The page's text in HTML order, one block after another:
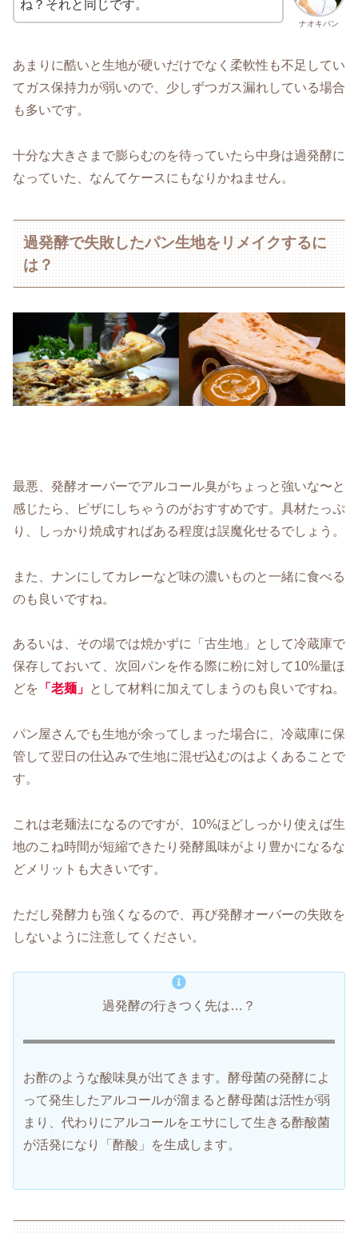
ナオキパン
ね？それと同じです。
あまりに酷いと生地が硬いだけでなく柔軟性も不足してい
てガス保持力が弱いので、少しずつガス漏れしている場合
も多いです。
十分な大きさまで膨らむのを待っていたら中身は過発酵に
なっていた、なんてケースにもなりかねません。
過発酵で失敗したパン生地をリメイクするに
は？
最悪、発酵オーバーでアルコール臭がちょっと強いな〜と
感じたら、ピザにしちゃうのがおすすめです。具材たっぷ
り、しっかり焼成すればある程度は誤魔化せるでしょう。
また、ナンにしてカレーなど味の濃いものと一緒に食べる
のも良いですね。
あるいは、その場では焼かずに「古生地」として冷蔵庫で
保存しておいて、次回パンを作る際に粉に対して10%量ほ
どを
「老麺」 として材料に加えてしまうのも良いですね。
パン屋さんでも生地が余ってしまった場合に、冷蔵庫に保
管して翌日の仕込みで生地に混ぜ込むのはよくあることで
す。
これは老麺法になるのですが、10%ほどしっかり使えば生
地のこね時間が短縮できたり発酵風味がより豊かになるな
どメリットも大きいです。
ただし発酵力も強くなるので、再び発酵オーバーの失敗を
しないように注意してください。
過発酵の行きつく先は…？
お酢のような酸味臭が出てきます。酵母菌の発酵によ
って発生したアルコールが溜まると酵母菌は活性が弱
まり、代わりにアルコールをエサにして生きる酢酸菌
が活発になり「酢酸」を生成します。